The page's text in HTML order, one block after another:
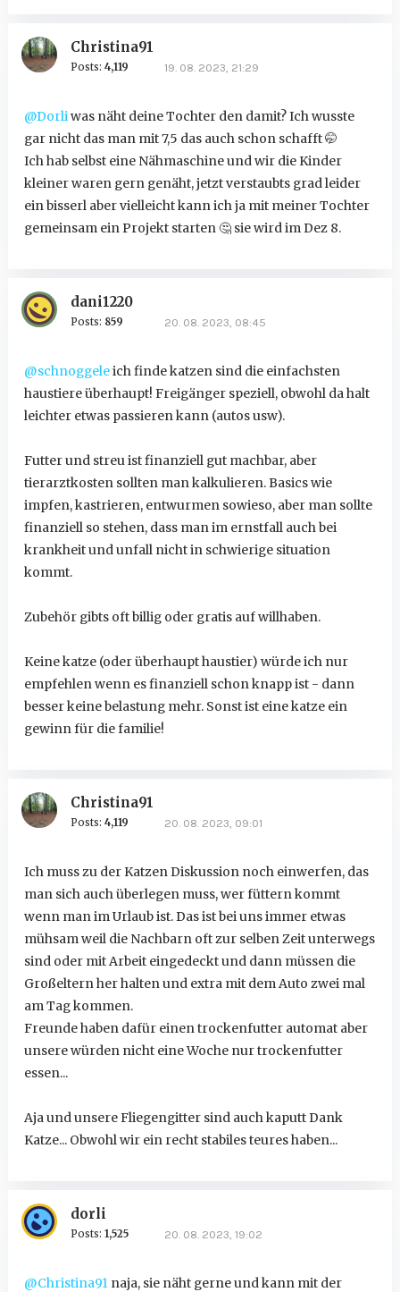
Christina91
Posts: 4,119 19. 08. 2023, 21:29
@Dorliwas näht deine Tochter den damit? Ich wusste
gar nicht das man mit 7,5 das auch schon schafft🤭
Ich hab selbst eine Nähmaschine und wir die Kinder
kleiner waren gern genäht, jetzt verstaubts grad leider
ein bisserl aber vielleicht kann ich ja mit meiner Tochter
gemeinsam ein Projekt starten🤔sie wird im Dez 8.
dani1220
Posts: 859 20. 08. 2023, 08:45
@schnoggeleich finde katzen sind die einfachsten
haustiere überhaupt! Freigänger speziell, obwohl da halt
leichter etwas passieren kann (autos usw).
Futter und streu ist finanziell gut machbar, aber
tierarztkosten sollten man kalkulieren. Basics wie
impfen, kastrieren, entwurmen sowieso, aber man sollte
finanziell so stehen, dass man im ernstfall auch bei
krankheit und unfall nicht in schwierige situation
kommt.
Zubehör gibts oft billig oder gratis auf willhaben.
Keine katze (oder überhaupt haustier) würde ich nur
empfehlen wenn es finanziell schon knapp ist - dann
besser keine belastung mehr. Sonst ist eine katze ein
gewinn für die familie!
Christina91
Posts: 4,119 20. 08. 2023, 09:01
Ich muss zu der Katzen Diskussion noch einwerfen, das
man sich auch überlegen muss, wer füttern kommt
wenn man im Urlaub ist. Das ist bei uns immer etwas
mühsam weil die Nachbarn oft zur selben Zeit unterwegs
sind oder mit Arbeit eingedeckt und dann müssen die
Großeltern her halten und extra mit dem Auto zwei mal
am Tag kommen.
Freunde haben dafür einen trockenfutter automat aber
unsere würden nicht eine Woche nur trockenfutter
essen...
Aja und unsere Fliegengitter sind auch kaputt Dank
Katze... Obwohl wir ein recht stabiles teures haben...
dorli
Posts: 1,525 20. 08. 2023, 19:02
@Christina91naja, sie näht gerne und kann mit der